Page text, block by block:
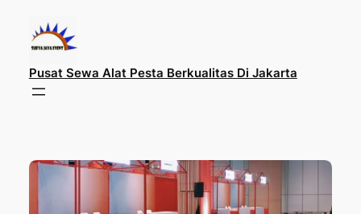
konten
Pusat Sewa Alat Pesta Berkualitas Di Jakarta